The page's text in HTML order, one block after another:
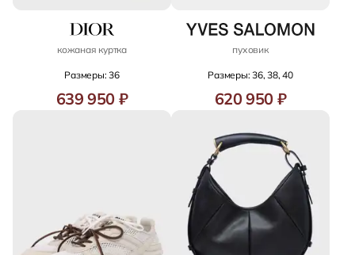
кожаная куртка
Размеры: 36
639 950 ₽
пуховик
Размеры: 36, 38, 40
620 950 ₽